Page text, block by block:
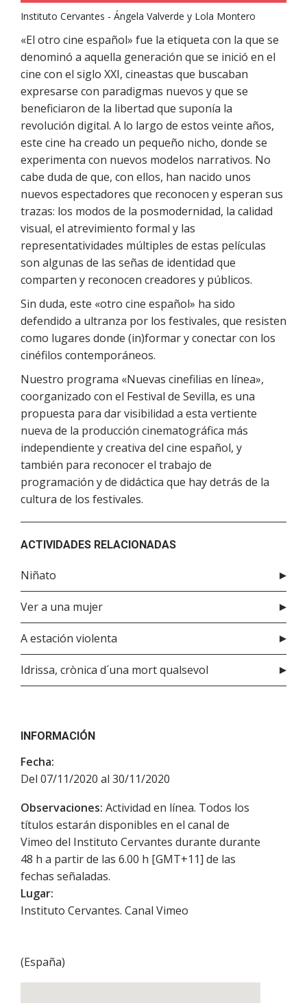
Instituto Cervantes - Ángela Valverde y Lola Montero
«El otro cine español» fue la etiqueta con la que se
denominó a aquella generación que se inició en el
cine con el siglo XXI, cineastas que buscaban
expresarse con paradigmas nuevos y que se
beneficiaron de la libertad que suponía la
revolución digital. A lo largo de estos veinte años,
este cine ha creado un pequeño nicho, donde se
experimenta con nuevos modelos narrativos. No
cabe duda de que, con ellos, han nacido unos
nuevos espectadores que reconocen y esperan sus
trazas: los modos de la posmodernidad, la calidad
visual, el atrevimiento formal y las
representatividades múltiples de estas películas
son algunas de las señas de identidad que
comparten y reconocen creadores y públicos.
Sin duda, este «otro cine español» ha sido
defendido a ultranza por los festivales, que resisten
como lugares donde (in)formar y conectar con los
cinéfilos contemporáneos.
Nuestro programa «Nuevas cinefilias en línea»,
coorganizado con el Festival de Sevilla, es una
propuesta para dar visibilidad a esta vertiente
nueva de la producción cinematográfica más
independiente y creativa del cine español, y
también para reconocer el trabajo de
programación y de didáctica que hay detrás de la
cultura de los festivales.
ACTIVIDADES RELACIONADAS
Niñato
Ver a una mujer
A estación violenta
Idrissa, crònica d´una mort qualsevol
INFORMACIÓN
Fecha:
Del 07/11/2020 al 30/11/2020
Observaciones: Actividad en línea. Todos los
títulos estarán disponibles en el canal de
Vimeo del Instituto Cervantes durante durante
48 h a partir de las 6.00 h [GMT+11] de las
fechas señaladas.
Lugar:
Instituto Cervantes. Canal Vimeo
(España)